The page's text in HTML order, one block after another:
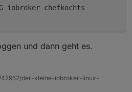
iobroker chefkochts
und dann geht es.
der-kleine-iobroker-linux-